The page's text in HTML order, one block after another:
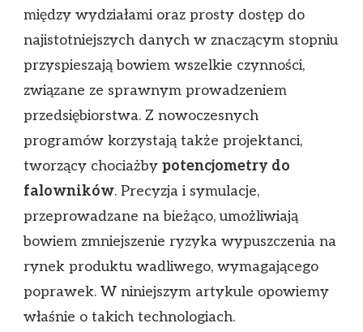
między wydziałami oraz prosty dostęp do
najistotniejszych danych w znaczącym stopniu
przyspieszają bowiem wszelkie czynności,
związane ze sprawnym prowadzeniem
przedsiębiorstwa. Z nowoczesnych
programów korzystają także projektanci,
tworzący chociażby potencjometry do
falowników. Precyzja i symulacje,
przeprowadzane na bieżąco, umożliwiają
bowiem zmniejszenie ryzyka wypuszczenia na
rynek produktu wadliwego, wymagającego
poprawek. W niniejszym artykule opowiemy
właśnie o takich technologiach.